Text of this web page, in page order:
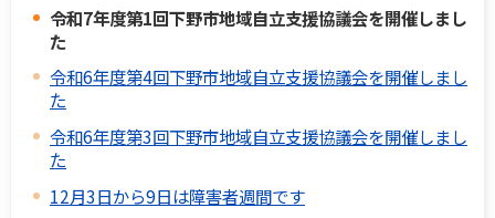
令和7年度第1回下野市地域自立支援協議会を開催しまし
た
令和6年度第4回下野市地域自立支援協議会を開催しまし
た
令和6年度第3回下野市地域自立支援協議会を開催しまし
た
12月3日から9日は障害者週間です